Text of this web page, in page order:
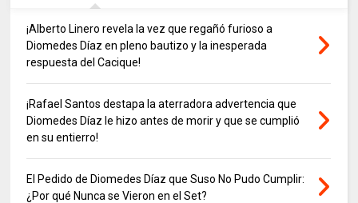
¡Alberto Linero revela la vez que regañó furioso a
Diomedes Díaz en pleno bautizo y la inesperada
respuesta del Cacique!
¡Rafael Santos destapa la aterradora advertencia que
Diomedes Díaz le hizo antes de morir y que se cumplió
en su entierro!
El Pedido de Diomedes Díaz que Suso No Pudo Cumplir:
¿Por qué Nunca se Vieron en el Set?